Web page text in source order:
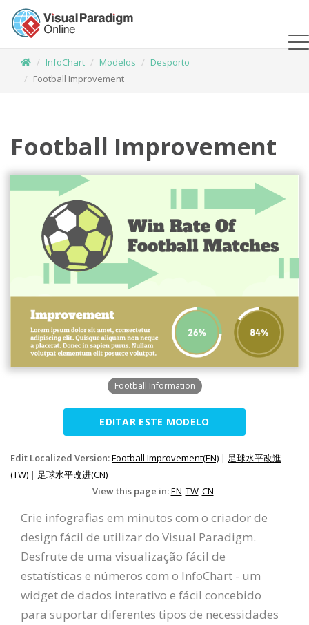
InfoChart Modelos
Desporto
Football Improvement
Football Improvement
Football Information
EDITAR ESTE MODELO
Edit Localized Version:Football Improvement(EN) | 足球水平改進
(TW) | 足球水平改进(CN)
View this page in:EN TW CN
Crie infografias em minutos com o criador de
design fácil de utilizar do Visual Paradigm.
Desfrute de uma visualização fácil de
estatísticas e números com o InfoChart - um
widget de dados interativo e fácil concebido
para suportar diferentes tipos de necessidades